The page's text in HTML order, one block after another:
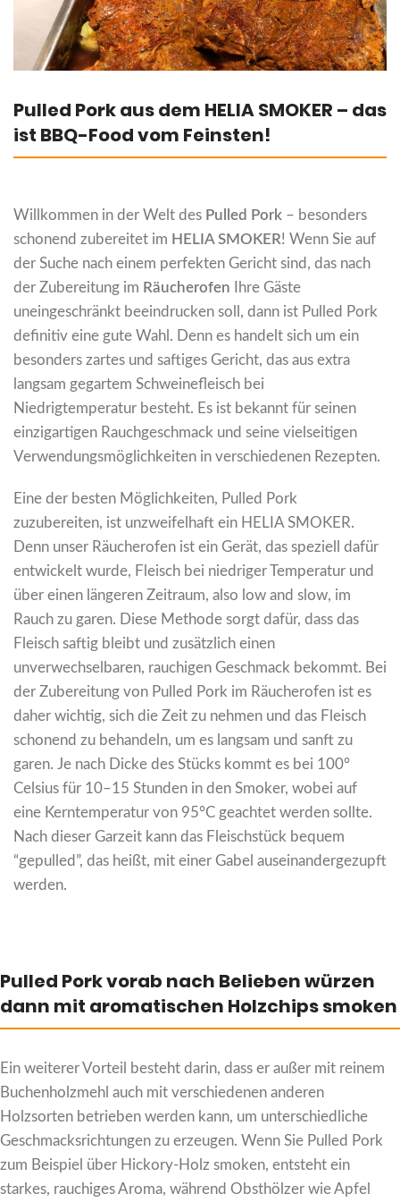
Pulled Pork aus dem HELIA SMOKER – das
ist BBQ-Food vom Feinsten!
Willkommen in der Welt des Pulled Pork – besonders
schonend zubereitet im HELIA SMOKER! Wenn Sie auf
der Suche nach einem perfekten Gericht sind, das nach
der Zubereitung im Räucherofen Ihre Gäste
uneingeschränkt beeindrucken soll, dann ist Pulled Pork
definitiv eine gute Wahl. Denn es handelt sich um ein
besonders zartes und saftiges Gericht, das aus extra
langsam gegartem Schweinefleisch bei
Niedrigtemperatur besteht. Es ist bekannt für seinen
einzigartigen Rauchgeschmack und seine vielseitigen
Verwendungsmöglichkeiten in verschiedenen Rezepten.
Eine der besten Möglichkeiten, Pulled Pork
zuzubereiten, ist unzweifelhaft ein HELIA SMOKER.
Denn unser Räucherofen ist ein Gerät, das speziell dafür
entwickelt wurde, Fleisch bei niedriger Temperatur und
über einen längeren Zeitraum, also low and slow, im
Rauch zu garen. Diese Methode sorgt dafür, dass das
Fleisch saftig bleibt und zusätzlich einen
unverwechselbaren, rauchigen Geschmack bekommt. Bei
der Zubereitung von Pulled Pork im Räucherofen ist es
daher wichtig, sich die Zeit zu nehmen und das Fleisch
schonend zu behandeln, um es langsam und sanft zu
garen. Je nach Dicke des Stücks kommt es bei 100°
Celsius für 10–15 Stunden in den Smoker, wobei auf
eine Kerntemperatur von 95°C geachtet werden sollte.
Nach dieser Garzeit kann das Fleischstück bequem
“gepulled”, das heißt, mit einer Gabel auseinandergezupft
werden.
Pulled Pork vorab nach Belieben würzen
dann mit aromatischen Holzchips smoken
Ein weiterer Vorteil besteht darin, dass er außer mit reinem
Buchenholzmehl auch mit verschiedenen anderen
Holzsorten betrieben werden kann, um unterschiedliche
Geschmacksrichtungen zu erzeugen. Wenn Sie Pulled Pork
zum Beispiel über Hickory-Holz smoken, entsteht ein
starkes, rauchiges Aroma, während Obsthölzer wie Apfel